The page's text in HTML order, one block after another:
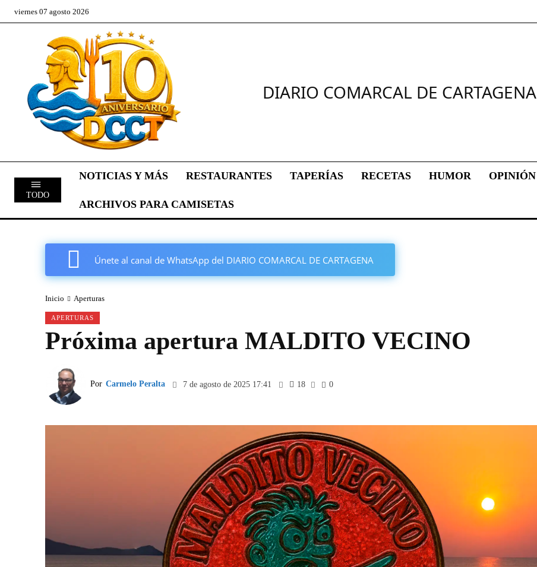
viernes 07 agosto 2026
DIARIO COMARCAL DE CARTAGENA
TODO
NOTICIAS Y MÁS RESTAURANTES TAPERÍAS RECETAS HUMOR OPINIÓN
ARCHIVOS PARA CAMISETAS
Únete al canal de WhatsApp del DIARIO COMARCAL DE CARTAGENA
Inicio Aperturas
APERTURAS
Próxima apertura MALDITO VECINO
Por Carmelo Peralta 7 de agosto de 2025 17:41 18 0